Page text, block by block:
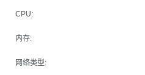
CPU:
内存:
网络类型: